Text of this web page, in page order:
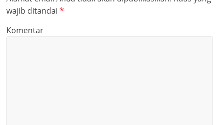
wajib ditandai*
Komentar